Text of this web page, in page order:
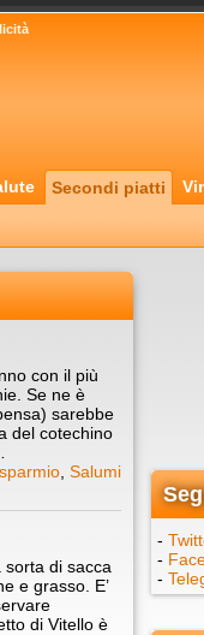
Secondi piatti
con il più
Se ne è
sarebbe
del cotechino
Salumi
sorta di sacca
e grasso. E’
di Vitello è
-
-
-